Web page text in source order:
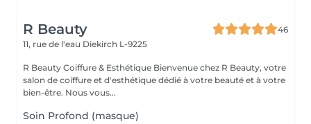
R Beauty
46
11, rue de l'eau Diekirch L-9225
R Beauty Coiffure & Esthétique Bienvenue chez R Beauty, votre
salon de coiffure et d'esthétique dédié à votre beauté et à votre
bien-être. Nous vous...
Soin Profond (masque)